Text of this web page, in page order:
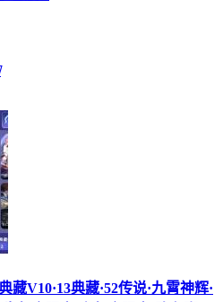
藏V10·13典藏·52传说·九霄神辉·